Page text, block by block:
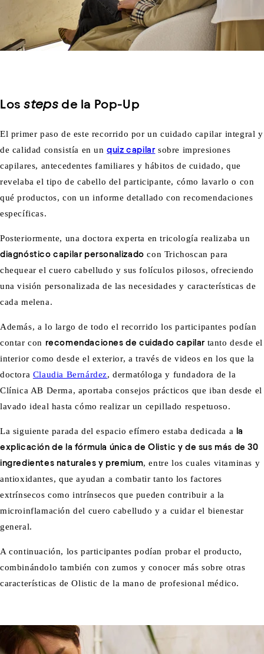
Lossteps de la Pop-Up
El primer paso de este recorrido por un cuidado capilar integral y
de calidad consistía en unquiz capilarsobre impresiones
capilares, antecedentes familiares y hábitos de cuidado, que
revelaba el tipo de cabello del participante, cómo lavarlo o con
qué productos, con un informe detallado con recomendaciones
específicas.
Posteriormente, una doctora experta en tricología realizaba un
diagnóstico capilar personalizado con Trichoscan para
chequear el cuero cabelludo y sus folículos pilosos, ofreciendo
una visión personalizada de las necesidades y características de
cada melena.
Además, a lo largo de todo el recorrido los participantes podían
contar con recomendaciones de cuidado capilar tanto desde el
interior como desde el exterior, a través de videos en los que la
doctora Claudia Bernárdez, dermatóloga y fundadora de la
Clínica AB Derma, aportaba consejos prácticos que iban desde el
lavado ideal hasta cómo realizar un cepillado respetuoso.
La siguiente parada del espacio efímero estaba dedicada a la
explicación de la fórmula única de Olistic y de sus más de 30
ingredientes naturales y premium, entre los cuales vitaminas y
antioxidantes, que ayudan a combatir tanto los factores
extrínsecos como intrínsecos que pueden contribuir a la
microinflamación del cuero cabelludo y a cuidar el bienestar
general.
A continuación, los participantes podían probar el producto,
combinándolo también con zumos y conocer más sobre otras
características de Olistic de la mano de profesional médico.